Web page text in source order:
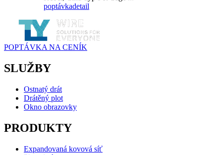
poptávkadetail
POPTÁVKA NA CENÍK
SLUŽBY
Ostnatý drát
Drátěný plot
Okno obrazovky
PRODUKTY
Expandovaná kovová síť